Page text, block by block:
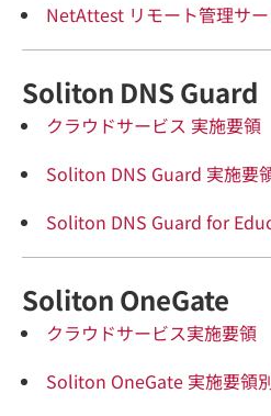
NetAttest リモート管理サ
Soliton DNS Guard
クラウドサービス 実施要領
Soliton DNS Guard 実施要
Soliton DNS Guard for
Soliton OneGate
クラウドサービス実施要領
Soliton OneGate 実施要領